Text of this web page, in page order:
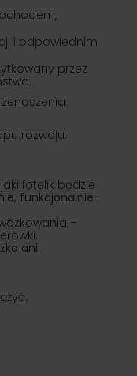
i odpowiednim
przez
rozwoju.
fotelik będzie
funkcjonalnie i
–
ani